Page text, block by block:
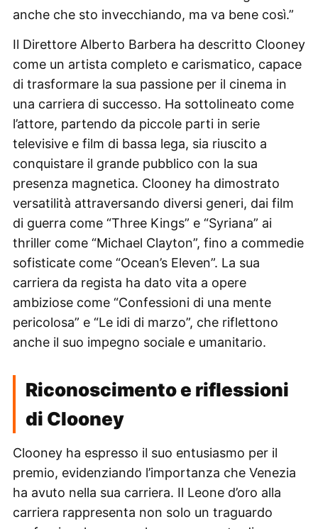
anche che sto invecchiando, ma va bene così.”
Il Direttore Alberto Barbera ha descritto Clooney
come un artista completo e carismatico, capace
di trasformare la sua passione per il cinema in
una carriera di successo. Ha sottolineato come
l’attore, partendo da piccole parti in serie
televisive e film di bassa lega, sia riuscito a
conquistare il grande pubblico con la sua
presenza magnetica. Clooney ha dimostrato
versatilità attraversando diversi generi, dai film
di guerra come “Three Kings” e “Syriana” ai
thriller come “Michael Clayton”, fino a commedie
sofisticate come “Ocean’s Eleven”. La sua
carriera da regista ha dato vita a opere
ambiziose come “Confessioni di una mente
pericolosa” e “Le idi di marzo”, che riflettono
anche il suo impegno sociale e umanitario.
Riconoscimento e riflessioni
di Clooney
Clooney ha espresso il suo entusiasmo per il
premio, evidenziando l’importanza che Venezia
ha avuto nella sua carriera. Il Leone d’oro alla
carriera rappresenta non solo un traguardo